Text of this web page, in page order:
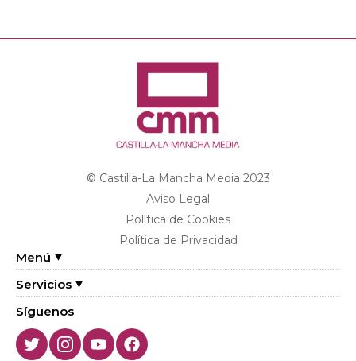
Menú
Servicios
© Castilla-La Mancha Media 2023
Aviso Legal
Política de Cookies
Política de Privacidad
Síguenos
TwitterInstagram
YoutubeFacebook